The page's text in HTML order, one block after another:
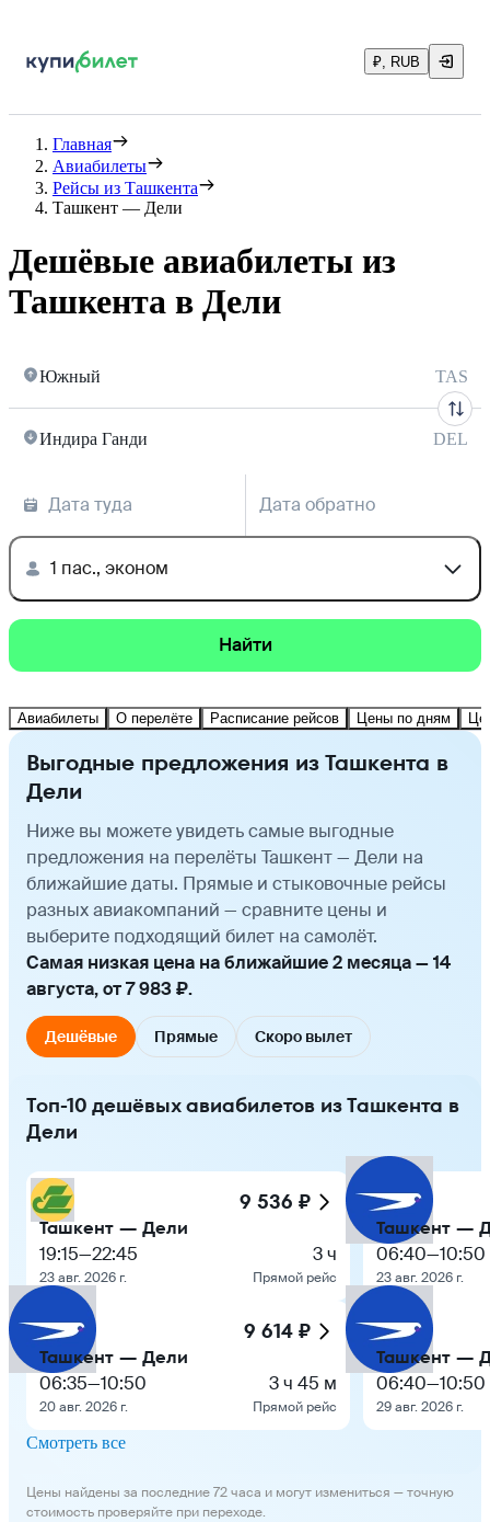
₽, RUB
Главная
Авиабилеты
Рейсы из Ташкента
Ташкент — Дели
Дешёвые авиабилеты из
Ташкента в Дели
Южный TAS
Индира Ганди DEL
Дата туда Дата обратно
1 пас., эконом
Найти
Авиабилеты О перелёте Расписание рейсов Цены по дням
Выгодные предложения из Ташкента в
Дели
Ниже вы можете увидеть самые выгодные
предложения на перелёты Ташкент — Дели на
ближайшие даты. Прямые и стыковочные рейсы
разных авиакомпаний — сравните цены и
выберите подходящий билет на самолёт.
Самая низкая цена на ближайшие 2 месяца — 14
августа, от 7 983 ₽.
Дешёвые Прямые Скоро вылет
Топ-10 дешёвых авиабилетов из Ташкента в
Дели
9 536 ₽
Ташкент — Дели
19:15—22:45
23 авг. 2026 г.
3 ч
Прямой рейс
9 614 ₽
Ташкент — Дели
06:35—10:50
20 авг. 2026 г.
3 ч 45 м
Прямой рейс
Ташкент —
06:40—10:50
23 авг. 2026 г.
Ташкент —
06:40—10:50
29 авг. 2026 г.
Смотреть все
Цены найдены за последние 72 часа и могут измениться — точную
стоимость проверяйте при переходе.